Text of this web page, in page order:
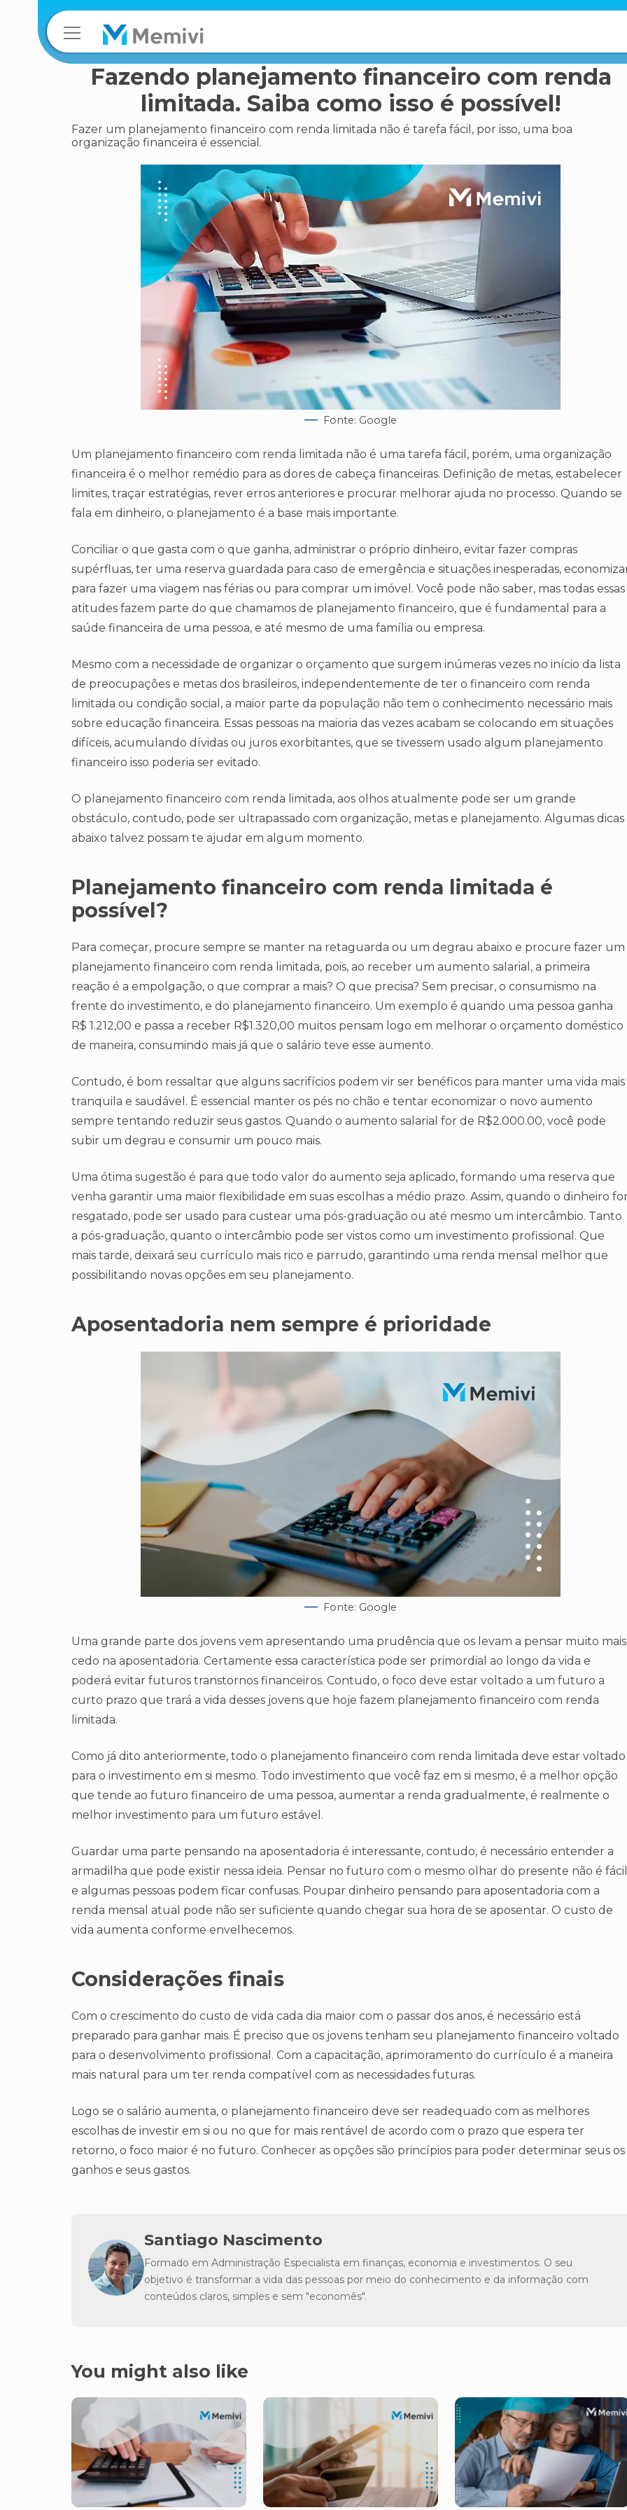
Fazendo planejamento financeiro com renda
limitada. Saiba como isso é possível!
Fazer um planejamento financeiro com renda limitada não é tarefa fácil, por isso, uma boa
organização financeira é essencial.
Fonte: Google
Um planejamento financeiro com renda limitada não é uma tarefa fácil, porém, uma organização
financeira é o melhor remédio para as dores de cabeça financeiras. Definição de metas, estabelecer
limites, traçar estratégias, rever erros anteriores e procurar melhorar ajuda no processo. Quando se
fala em dinheiro, o planejamento é a base mais importante.
Conciliar o que gasta com o que ganha, administrar o próprio dinheiro, evitar fazer compras
supérfluas, ter uma reserva guardada para caso de emergência e situações inesperadas,
para fazer uma viagem nas férias ou para comprar um imóvel. Você pode não saber, mas todas essas
atitudes fazem parte do que chamamos de planejamento financeiro, que é fundamental para a
saúde financeira de uma pessoa, e até mesmo de uma família ou empresa.
Mesmo com a necessidade de organizar o orçamento que surgem inúmeras vezes no início da lista
de preocupações e metas dos brasileiros, independentemente de ter o financeiro com renda
limitada ou condição social, a maior parte da população não tem o conhecimento necessário mais
sobre educação financeira. Essas pessoas na maioria das vezes acabam se colocando em situações
difíceis, acumulando dívidas ou juros exorbitantes, que se tivessem usado algum planejamento
financeiro isso poderia ser evitado.
O planejamento financeiro com renda limitada, aos olhos atualmente pode ser um grande
obstáculo, contudo, pode ser ultrapassado com organização, metas e planejamento. Algumas dicas
abaixo talvez possam te ajudar em algum momento.
Planejamento financeiro com renda limitada é
possível?
Para começar, procure sempre se manter na retaguarda ou um degrau abaixo e procure fazer um
planejamento financeiro com renda limitada, pois, ao receber um aumento salarial, a primeira
reação é a empolgação, o que comprar a mais? O que precisa? Sem precisar, o consumismo na
frente do investimento, e do planejamento financeiro. Um exemplo é quando uma pessoa ganha
R$ 1.212,00 e passa a receber R$1.320,00 muitos pensam logo em melhorar o orçamento doméstico
de maneira, consumindo mais já que o salário teve esse aumento.
Contudo, é bom ressaltar que alguns sacrifícios podem vir ser benéficos para manter uma vida mais
tranquila e saudável. É essencial manter os pés no chão e tentar economizar o novo aumento
sempre tentando reduzir seus gastos. Quando o aumento salarial for de R$2.000.00, você pode
subir um degrau e consumir um pouco mais.
Uma ótima sugestão é para que todo valor do aumento seja aplicado, formando uma reserva que
venha garantir uma maior flexibilidade em suas escolhas a médio prazo. Assim, quando o dinheiro
resgatado, pode ser usado para custear uma pós-graduação ou até mesmo um intercâmbio. Tanto
a pós-graduação, quanto o intercâmbio pode ser vistos como um investimento profissional. Que
mais tarde, deixará seu currículo mais rico e parrudo, garantindo uma renda mensal melhor que
possibilitando novas opções em seu planejamento.
Aposentadoria nem sempre é prioridade
Fonte: Google
Uma grande parte dos jovens vem apresentando uma prudência que os levam a pensar muito mais
cedo na aposentadoria. Certamente essa característica pode ser primordial ao longo da vida e
poderá evitar futuros transtornos financeiros. Contudo, o foco deve estar voltado a um futuro a
curto prazo que trará a vida desses jovens que hoje fazem planejamento financeiro com renda
limitada.
Como já dito anteriormente, todo o planejamento financeiro com renda limitada deve estar voltado
para o investimento em si mesmo. Todo investimento que você faz em si mesmo, é a melhor opção
que tende ao futuro financeiro de uma pessoa, aumentar a renda gradualmente, é realmente o
melhor investimento para um futuro estável.
Guardar uma parte pensando na aposentadoria é interessante, contudo, é necessário entender a
armadilha que pode existir nessa ideia. Pensar no futuro com o mesmo olhar do presente não é fácil
e algumas pessoas podem ficar confusas. Poupar dinheiro pensando para aposentadoria com a
renda mensal atual pode não ser suficiente quando chegar sua hora de se aposentar. O custo de
vida aumenta conforme envelhecemos.
Considerações finais
Com o crescimento do custo de vida cada dia maior com o passar dos anos, é necessário está
preparado para ganhar mais. É preciso que os jovens tenham seu planejamento financeiro voltado
para o desenvolvimento profissional. Com a capacitação, aprimoramento do currículo é a maneira
mais natural para um ter renda compatível com as necessidades futuras.
Logo se o salário aumenta, o planejamento financeiro deve ser readequado com as melhores
escolhas de investir em si ou no que for mais rentável de acordo com o prazo que espera ter
retorno, o foco maior é no futuro. Conhecer as opções são princípios para poder determinar seus os
ganhos e seus gastos.
Santiago Nascimento
Formado em Administração Especialista em finanças, economia e investimentos. O seu
objetivo é transformar a vida das pessoas por meio do conhecimento e da informação com
conteúdos claros, simples e sem "economês".
You might also like